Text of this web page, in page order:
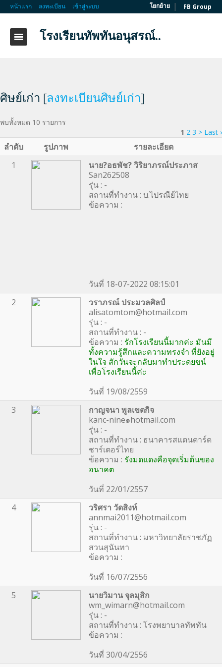
หน้าแรก ลงทะเบียน เข้าสู่ระบบ โยกย้าย | FB Group
โรงเรียนทัพทันอนุสรณ์..
ศิษย์เก่า [ลงทะเบียนศิษย์เก่า]
พบทั้งหมด 10 รายการ
1 2 3 > Last ›
ลำดับ รูปภาพ
รายละเอียด
1
นาย?อธพัช? วิริยาภรณ์ประภาส
San262508
รุ่น : -
สถานที่ทำงาน : บ.ไปรณีย์ไทย
ข้อความ :
วันที่ 18-07-2022 08:15:01
2
วราภรณ์ ประมวลศิลป์
alisatomtom@hotmail.com
รุ่น : -
สถานที่ทำงาน : -
ข้อความ : รักโรงเรียนนี้มากค่ะ มันมี
ทั้งความรู้สึกและความทรงจำ ที่ยังอยู่
ในใจ สักวันจะกลับมาทำประดยขน์
เพื่อโรงเรียนนี้ค่ะ
วันที่ 19/08/2559
3
กาญจนา พูลเขตกิจ
kanc-nine๑hotmail.com
รุ่น : -
สถานที่ทำงาน : ธนาคารสแตนดาร์ด
ชาร์เตอร์ไทย
ข้อความ : รังมดแดงคือจุดเริ่มต้นของ
อนาคต
วันที่ 22/01/2557
4
วริศรา วัดสิงห์
annmai2011@hotmail.com
รุ่น : -
สถานที่ทำงาน : มหาวิทยาลัยราชภัฏ
สวนสุนันทา
ข้อความ :
วันที่ 16/07/2556
5
นายวิมาน จุลมุสิก
wm_wimarn@hotmail.com
รุ่น : -
สถานที่ทำงาน : โรงพยาบาลทัพทัน
ข้อความ :
วันที่ 30/04/2556